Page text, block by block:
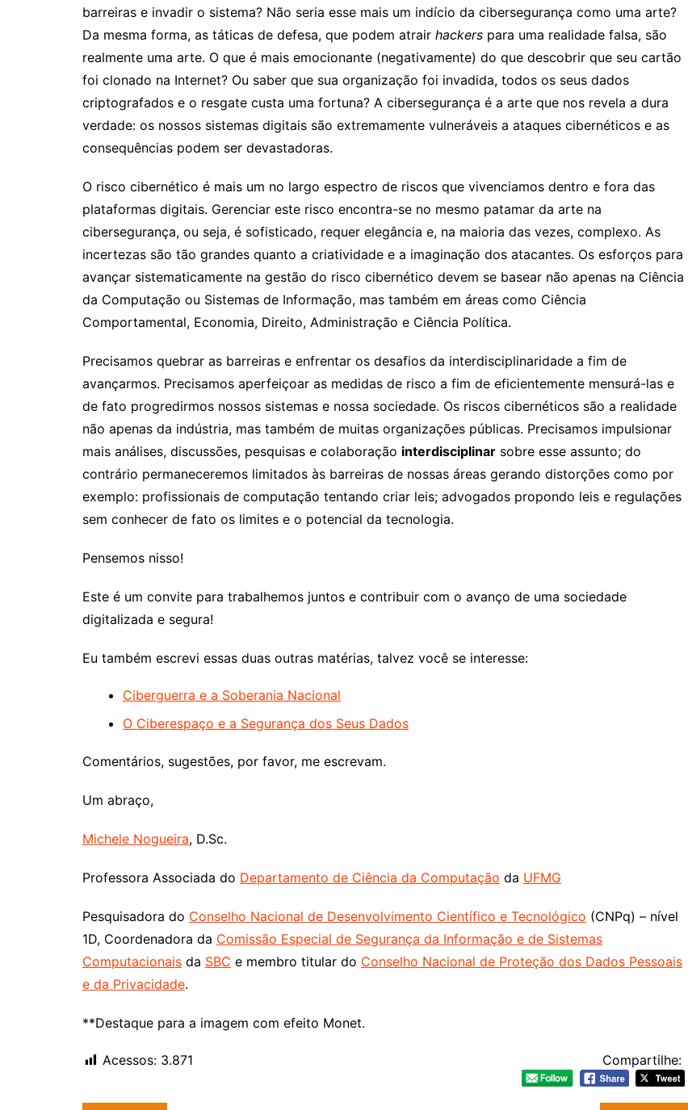
barreiras e invadir o sistema? Não seria esse mais um indício da cibersegurança como uma arte?
Da mesma forma, as táticas de defesa, que podem atrair hackers para uma realidade falsa, são
realmente uma arte. O que é mais emocionante (negativamente) do que descobrir que seu cartão
foi clonado na Internet? Ou saber que sua organização foi invadida, todos os seus dados
criptografados e o resgate custa uma fortuna? A cibersegurança é a arte que nos revela a dura
verdade: os nossos sistemas digitais são extremamente vulneráveis a ataques cibernéticos e as
consequências podem ser devastadoras.
O risco cibernético é mais um no largo espectro de riscos que vivenciamos dentro e fora das
plataformas digitais. Gerenciar este risco encontra-se no mesmo patamar da arte na
cibersegurança, ou seja, é sofisticado, requer elegância e, na maioria das vezes, complexo. As
incertezas são tão grandes quanto a criatividade e a imaginação dos atacantes. Os esforços para
avançar sistematicamente na gestão do risco cibernético devem se basear não apenas na Ciência
da Computação ou Sistemas de Informação, mas também em áreas como Ciência
Comportamental, Economia, Direito, Administração e Ciência Política.
Precisamos quebrar as barreiras e enfrentar os desafios da interdisciplinaridade a fim de
avançarmos. Precisamos aperfeiçoar as medidas de risco a fim de eficientemente mensurá-las e
de fato progredirmos nossos sistemas e nossa sociedade. Os riscos cibernéticos são a realidade
não apenas da indústria, mas também de muitas organizações públicas. Precisamos impulsionar
mais análises, discussões, pesquisas e colaboração interdisciplinar sobre esse assunto; do
contrário permaneceremos limitados às barreiras de nossas áreas gerando distorções como por
exemplo: profissionais de computação tentando criar leis; advogados propondo leis e regulações
sem conhecer de fato os limites e o potencial da tecnologia.
Pensemos nisso!
Este é um convite para trabalhemos juntos e contribuir com o avanço de uma sociedade
digitalizada e segura!
Eu também escrevi essas duas outras matérias, talvez você se interesse:
Ciberguerra e a Soberania Nacional
O Ciberespaço e a Segurança dos Seus Dados
Comentários, sugestões, por favor, me escrevam.
Um abraço,
Michele Nogueira, D.Sc.
Professora Associada do Departamento de Ciência da Computação da UFMG
Pesquisadora do Conselho Nacional de Desenvolvimento Científico e Tecnológico (CNPq) – nível
1D, Coordenadora da Comissão Especial de Segurança da Informação e de Sistemas
Computacionais da SBC e membro titular do Conselho Nacional de Proteção dos Dados Pessoais
e da Privacidade.
**Destaque para a imagem com efeito Monet.
Compartilhe:
Acessos: 3.871